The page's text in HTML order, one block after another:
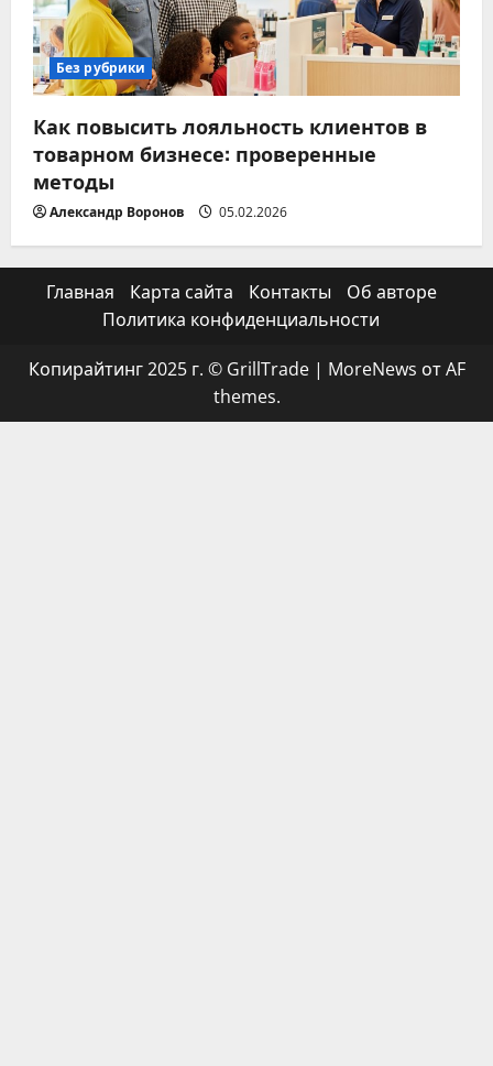
Без рубрики
Как повысить лояльность клиентов в
товарном бизнесе: проверенные
методы
Александр Воронов 05.02.2026
Главная Карта сайта Контакты
Об авторе
Политика конфиденциальности
Копирайтинг 2025 г. © GrillTrade | MoreNews от AF
themes.